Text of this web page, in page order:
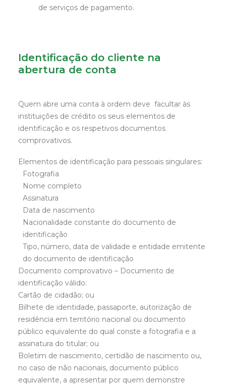
de serviços de pagamento.
Identificação do cliente na
abertura de conta
Quem abre uma conta à ordem deve facultar às
instituições de crédito os seus elementos de
identificação e os respetivos documentos
comprovativos.
Elementos de identificação para pessoais singulares:
Fotografia
Nome completo
Assinatura
Data de nascimento
Nacionalidade constante do documento de
identificação
Tipo, número, data de validade e entidade emitente
do documento de identificação
Documento comprovativo – Documento de
identificação válido:
Cartão de cidadão; ou
Bilhete de identidade, passaporte, autorização de
residência em território nacional ou documento
público equivalente do qual conste a fotografia e a
assinatura do titular; ou
Boletim de nascimento, certidão de nascimento ou,
no caso de não nacionais, documento público
equivalente, a apresentar por quem demonstre